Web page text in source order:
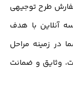
طرح توجیهی
آنلاین با هدف
در زمینه مراحل
وثایق و ضمانت